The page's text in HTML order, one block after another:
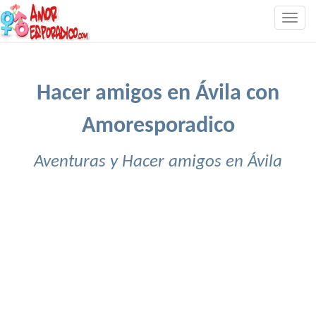
Hacer amigos en Ávila con
Amoresporadico
Aventuras y Hacer amigos en Ávila